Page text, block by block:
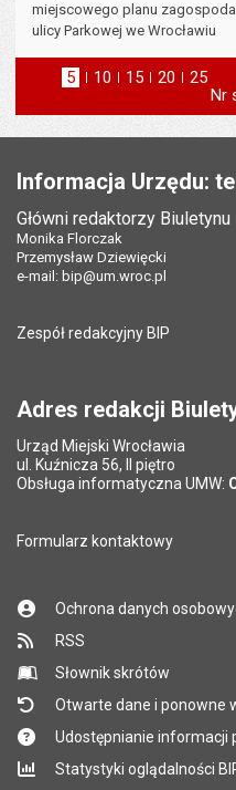
miejscowego planu
ulicy Parkowej we Wrocławiu
5 elementów na stronie
10 elementów
15 elementów
na stronie
20
na
25
na
Nr
Informacja Urzędu:
Główni redaktorzy Biuletynu
Monika Florczak
Przemysław Dziewięcki
e-mail: bip@um.wroc.pl
Zespół redakcyjny BIP
Adres redakcji
Urząd Miejski Wrocławia
ul. Kuźnicza 56, II piętro
Obsługa informatyczna UMW:
Formularz kontaktowy
Ochrona danych
RSS
Słownik skrótów
Otwarte dane i ponowne
Udostępnianie informacji
Statystyki oglądalności